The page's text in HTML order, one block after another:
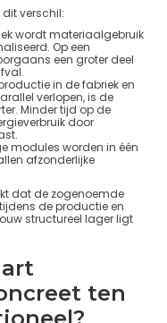
verschil:
wordt materiaalgebruik
Op een
een groter deel
in de fabriek en
verlopen, is de
Minder tijd op de
door
modules worden in één
afzonderlijke
dat de zogenoemde
de productie en
structureel lager ligt
ten